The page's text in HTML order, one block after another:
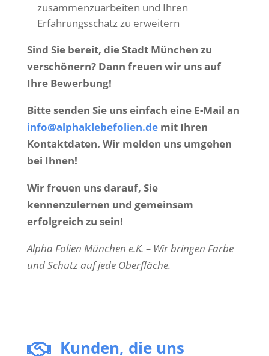
zusammenzuarbeiten und Ihren
Erfahrungsschatz zu erweitern
Sind Sie bereit, die Stadt München zu
verschönern? Dann freuen wir uns auf
Ihre Bewerbung!
Bitte senden Sie uns einfach eine E-Mail an
info@alphaklebefolien.demit Ihren
Kontaktdaten. Wir melden uns umgehen
bei Ihnen!
Wir freuen uns darauf, Sie
kennenzulernen und gemeinsam
erfolgreich zu sein!
Alpha Folien München e.K. – Wir bringen Farbe
und Schutz auf jede Oberfläche.
 Kunden, die uns